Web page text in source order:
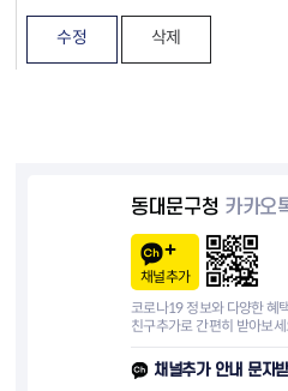
수정 삭제
동대문구청 카카오
채널추가
코로나19 정보와 다양한 혜
친구추가로 간편히 받아보
채널추가 안내 문자받